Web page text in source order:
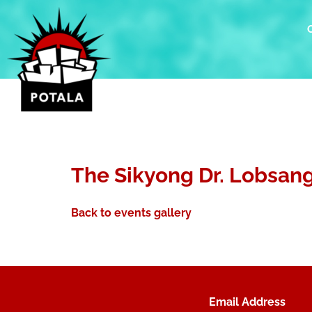
obsah
The Sikyong Dr.
Back to events gallery
Email Address